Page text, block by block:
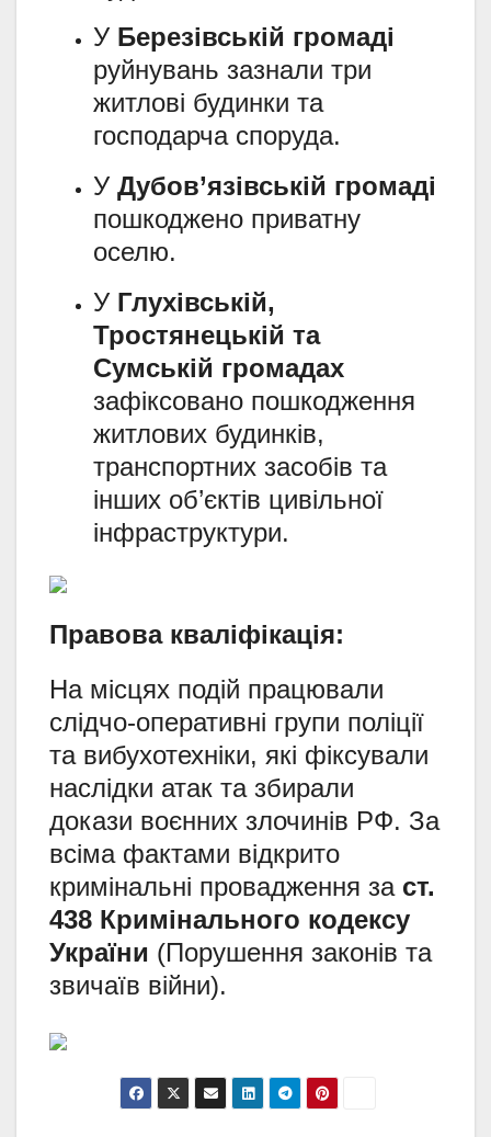
У Березівській громаді
руйнувань зазнали три
житлові будинки та
господарча споруда.
У Дубов’язівській громаді
пошкоджено приватну
оселю.
У Глухівській,
Тростянецькій та
Сумській громадах
зафіксовано пошкодження
житлових будинків,
транспортних засобів та
інших об’єктів цивільної
інфраструктури.
Правова кваліфікація:
На місцях подій працювали
слідчо-оперативні групи поліції
та вибухотехніки, які фіксували
наслідки атак та збирали
докази воєнних злочинів РФ. За
всіма фактами відкрито
кримінальні провадження за ст.
438 Кримінального кодексу
України (Порушення законів та
звичаїв війни).